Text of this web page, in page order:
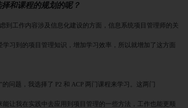
和课程的规划的呢？
到工作内容涉及信息化建设的方面，信息系统项目管理师的关
习到的项目管理知识，增加学习效率，所以就增加了这方面
问题，我选择了 P2 和 ACP 两门课程来学习。这两门
让我在实践中去应用到项目管理的一些方法，工作也能更顺